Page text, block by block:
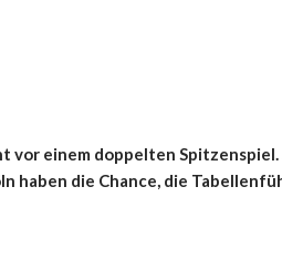
vor einem doppelten
haben die Chance, die